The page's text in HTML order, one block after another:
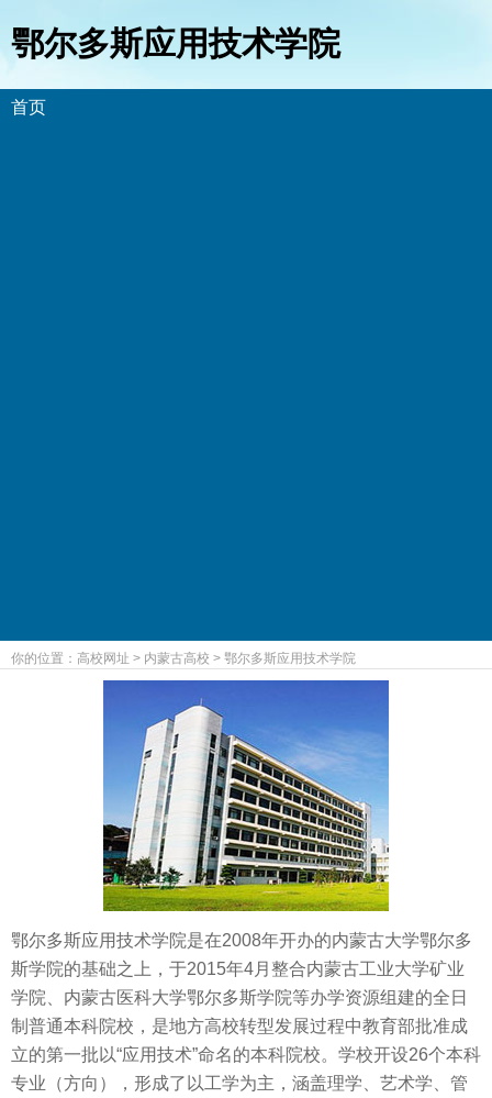
鄂尔多斯应用技术学院
首页
你的位置： 高校网址 > 内蒙古高校 > 鄂尔多斯应用技术学院
鄂尔多斯应用技术学院是在2008年开办的内蒙古大学鄂尔多
斯学院的基础之上，于2015年4月整合内蒙古工业大学矿业
学院、内蒙古医科大学鄂尔多斯学院等办学资源组建的全日
制普通本科院校，是地方高校转型发展过程中教育部批准成
立的第一批以“应用技术”命名的本科院校。学校开设26个本科
专业（方向），形成了以工学为主，涵盖理学、艺术学、管